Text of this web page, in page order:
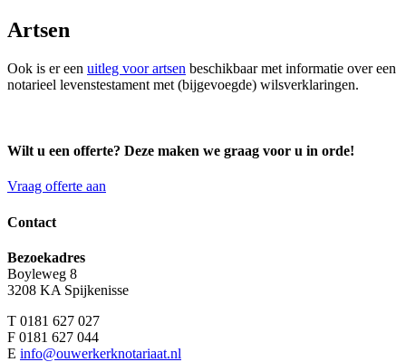
Artsen
Ook is er een uitleg voor artsen beschikbaar met informatie over een
notarieel levenstestament met (bijgevoegde) wilsverklaringen.
Wilt u een offerte? Deze maken we graag voor u in orde!
Vraag offerte aan
Contact
Bezoekadres
Boyleweg 8
3208 KA Spijkenisse
T 0181 627 027
F 0181 627 044
E info@ouwerkerknotariaat.nl